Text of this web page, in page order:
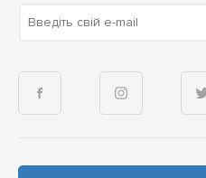
Введіть свій e-mail